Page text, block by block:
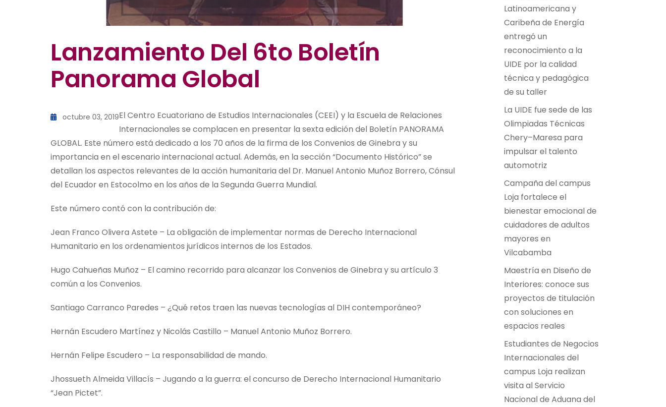
Lanzamiento Del 6to Boletín
Panorama Global
octubre 03, 2019El Centro Ecuatoriano de Estudios Internacionales (CEEI) y la Escuela de Relaciones
Internacionales se complacen en presentar la sexta edición del Boletín PANORAMA
GLOBAL. Este número está dedicado a los 70 años de la firma de los Convenios de Ginebra y su
importancia en el escenario internacional actual. Además, en la sección “Documento Histórico” se
detallan los aspectos relevantes de la acción humanitaria del Dr. Manuel Antonio Muñoz Borrero, Cónsul
del Ecuador en Estocolmo en los años de la Segunda Guerra Mundial.
Este número contó con la contribución de:
Jean Franco Olivera Astete – La obligación de implementar normas de Derecho Internacional
Humanitario en los ordenamientos jurídicos internos de los Estados.
Hugo Cahueñas Muñoz – El camino recorrido para alcanzar los Convenios de Ginebra y su artículo 3
común a los Convenios.
Santiago Carranco Paredes – ¿Qué retos traen las nuevas tecnologías al DIH contemporáneo?
Hernán Escudero Martínez y Nicolás Castillo – Manuel Antonio Muñoz Borrero.
Hernán Felipe Escudero – La responsabilidad de mando.
Jhossueth Almeida Villacís – Jugando a la guerra: el concurso de Derecho Internacional Humanitario
“Jean Pictet”.
Latinoamericana y
Caribeña de Energía
entregó un
reconocimiento a la
UIDE por la calidad
técnica y pedagógica
de su taller
La UIDE fue sede de las
Olimpiadas Técnicas
Chery–Maresa para
impulsar el talento
automotriz
Campaña del campus
Loja fortalece el
bienestar emocional de
cuidadores de adultos
mayores en
Vilcabamba
Maestría en Diseño de
Interiores: conoce sus
proyectos de titulación
con soluciones en
espacios reales
Estudiantes de Negocios
Internacionales del
campus Loja realizan
visita al Servicio
Nacional de Aduana del